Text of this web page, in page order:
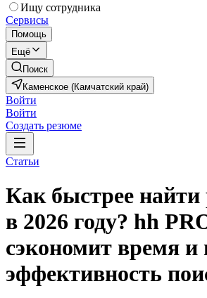
Ищу сотрудника
Сервисы
Помощь
Ещё
Поиск
Каменское (Камчатский край)
Войти
Войти
Создать резюме
Статьи
Как быстрее найти
в 2026 году? hh
сэкономит время и
эффективность